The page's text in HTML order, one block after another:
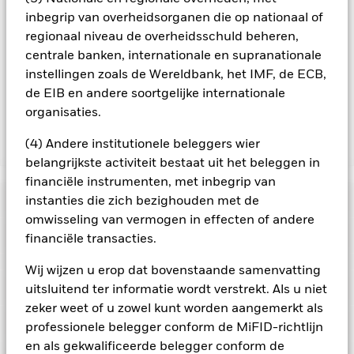
inbegrip van overheidsorganen die op nationaal of
regionaal niveau de overheidsschuld beheren,
centrale banken, internationale en supranationale
instellingen zoals de Wereldbank, het IMF, de ECB,
de EIB en andere soortgelijke internationale
organisaties.
(4) Andere institutionele beleggers wier
belangrijkste activiteit bestaat uit het beleggen in
financiële instrumenten, met inbegrip van
instanties die zich bezighouden met de
omwisseling van vermogen in effecten of andere
financiële transacties.
Wij wijzen u erop dat bovenstaande samenvatting
uitsluitend ter informatie wordt verstrekt. Als u niet
zeker weet of u zowel kunt worden aangemerkt als
professionele belegger conform de MiFID-richtlijn
en als gekwalificeerde belegger conform de
te reduceren, ontvangt het Fonds 62,5% van de hiermee
verbonden inkomsten en komen de resterende 37,5% ten
verdeling van opbrengsten uit effectenleningen de
exploitatiekosten van het Fonds niet verhoogt, is deze niet in
de lopende kosten opgenomen.
BGF US Dollar High Yield Bond Fund
Risicometer
Performance
Grafiek
Volledige grafiek bekijken
Vastrentende effecten met een rating lager dan
beleggingskwaliteit zijn gevoeliger voor veranderingen in
rentetarieven en brengen een groter 'kredietrisico' met zich
mee dan vastrentende effecten met een hogere rating.
Derivaten zijn zeer gevoelig voor veranderingen in de waarde
Kerngegevens
Fondsomvang
per 07/aug/2026
USD 2.968.122.955
Portefeuille kenmerken